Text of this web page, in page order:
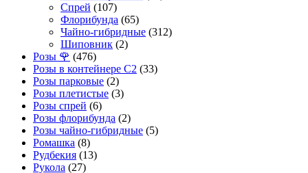
Спрей (107)
Флорибунда (65)
Чайно-гибридные (312)
Шиповник (2)
Розы 🌹 (476)
Розы в контейнере С2 (33)
Розы парковые (2)
Розы плетистые (3)
Розы спрей (6)
Розы флорибунда (2)
Розы чайно-гибридные (5)
Ромашка (8)
Рудбекия (13)
Рукола (27)